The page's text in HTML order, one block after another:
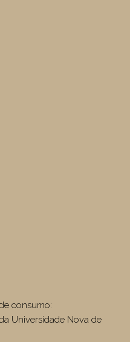
consumo:
Universidade Nova de